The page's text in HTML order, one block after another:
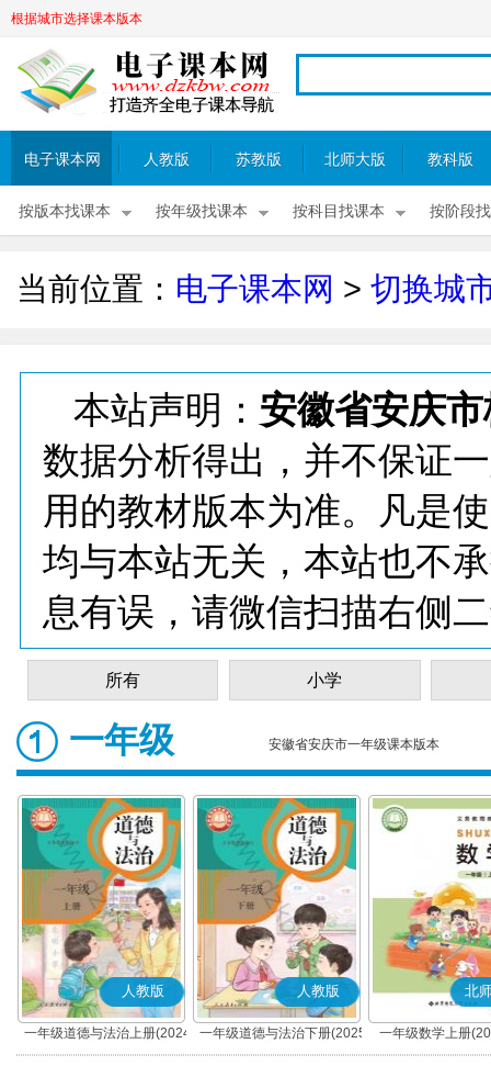
根据城市选择课本版本
电子课本网 人教版 苏教版 北师大版 教科版
按版本找课本 按年级找课本 按科目找课本 按阶段
当前位置： 电子课本网 > 切换城
本站声明： 安徽省安庆
数据分析得出，并不保证
用的教材版本为准。凡是
均与本站无关，本站也不
息有误，请微信扫描右侧
所有 小学
一年级 安徽省安庆市一年级课本版本
人教版
一年级道德与法治上册(2024
秋版)(部编版)
人教版
一年级道德与法治下册(2025
春版)(部编版)
北
一年级数学上册